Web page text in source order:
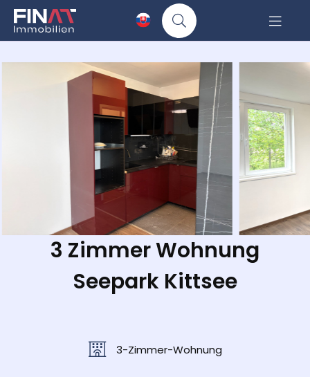
3 Zimmer Wohnung
Seepark Kittsee
3-Zimmer-Wohnung